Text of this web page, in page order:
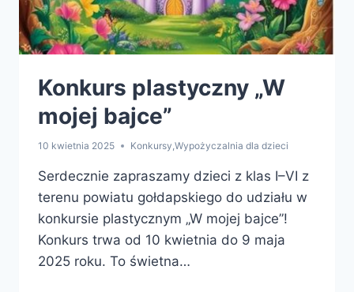
Konkurs plastyczny „W
mojej bajce”
10 kwietnia 2025 Konkursy,Wypożyczalnia dla dzieci
Serdecznie zapraszamy dzieci z klas I–VI z
terenu powiatu gołdapskiego do udziału w
konkursie plastycznym „W mojej bajce”!
Konkurs trwa od 10 kwietnia do 9 maja
2025 roku. To świetna…